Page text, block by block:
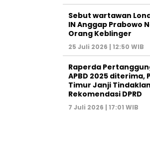
Sebut wartawan
IN Anggap Prabowo
Orang Keblinger
25 Juli 2026 | 12:50 WIB
Raperda
APBD 2025 diterima,
Timur Janji
Rekomendasi DPRD
7 Juli 2026 | 17:01 WIB